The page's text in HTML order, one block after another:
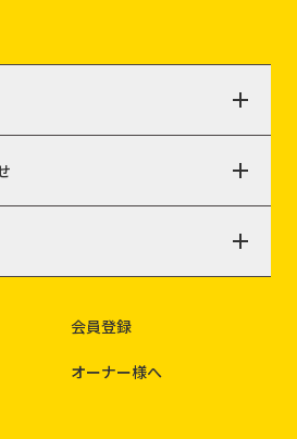
会員登録
オーナー様へ